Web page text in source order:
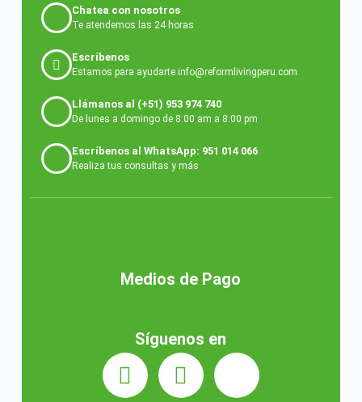
Chatea con nosotros
Te atendemos las 24 horas
Escríbenos
Estamos para ayudarte info@reformlivingperu.com
Llámanos al (+51) 953 974 740
De lunes a domingo de 8:00 am a 8:00 pm
Escríbenos al WhatsApp: 951 014 066
Realiza tus consultas y más
Medios de Pago
Síguenos en